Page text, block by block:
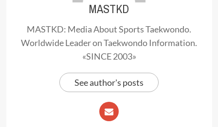
MASTKD
MASTKD: Media About Sports Taekwondo.
Worldwide Leader on Taekwondo Information.
«SINCE 2003»
See author's posts